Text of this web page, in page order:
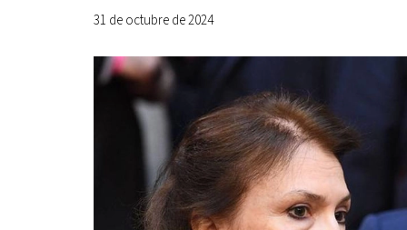
31 de octubre de 2024